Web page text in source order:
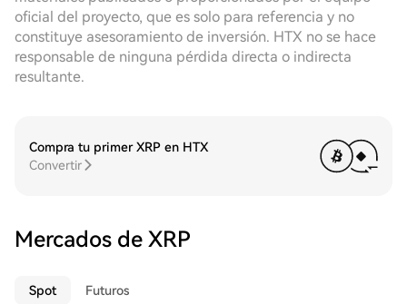
oficial del proyecto, que es solo para referencia y no
constituye asesoramiento de inversión. HTX no se hace
responsable de ninguna pérdida directa o indirecta
resultante.
Compra tu primer XRP en HTX
Convertir
Mercados de XRP
Spot Futuros